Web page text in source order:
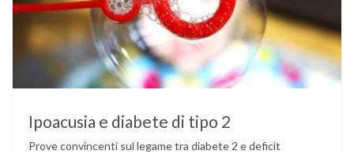
Ipoacusia e diabete di tipo 2
Prove convincenti sul legame tra diabete 2 e deficit